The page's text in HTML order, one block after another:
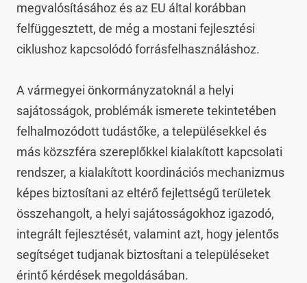
megvalósításához és az EU által korábban
felfüggesztett, de még a mostani fejlesztési
ciklushoz kapcsolódó forrásfelhasználáshoz.
A vármegyei önkormányzatoknál a helyi
sajátosságok, problémák ismerete tekintetében
felhalmozódott tudástőke, a településekkel és
más közszféra szereplőkkel kialakított kapcsolati
rendszer, a kialakított koordinációs mechanizmus
képes biztosítani az eltérő fejlettségű területek
összehangolt, a helyi sajátosságokhoz igazodó,
integrált fejlesztését, valamint azt, hogy jelentős
segítséget tudjanak biztosítani a településeket
érintő kérdések megoldásában.